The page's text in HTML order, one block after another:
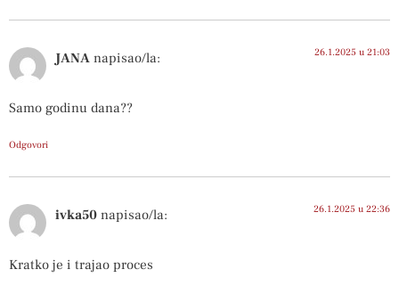
JANA napisao/la: 26.1.2025 u 21:03
Samo godinu dana??
Odgovori
ivka50 napisao/la: 26.1.2025 u 22:36
Kratko je i trajao proces